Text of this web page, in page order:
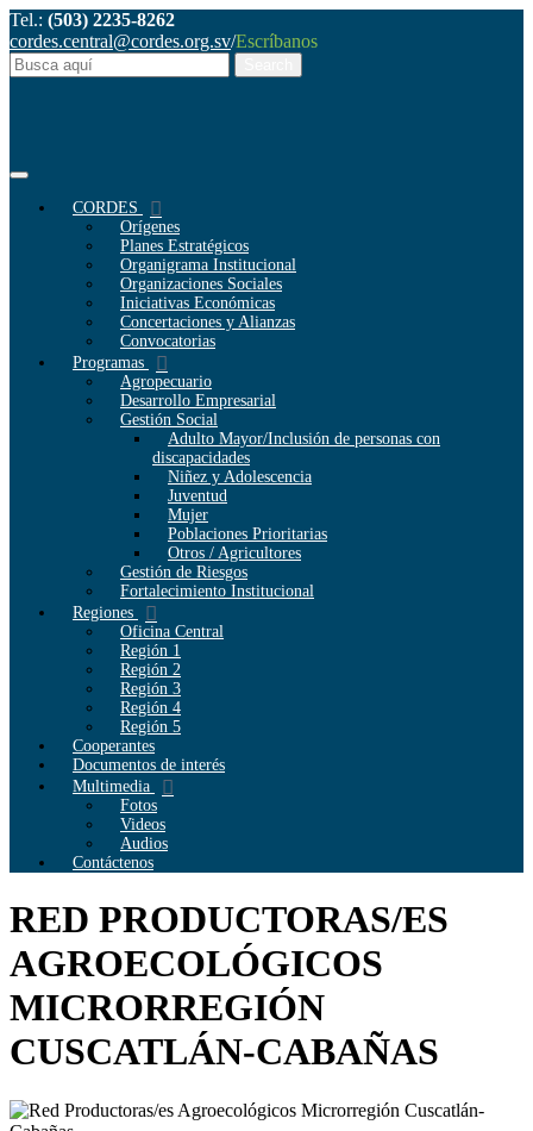
Tel.: (503) 2235-8262
cordes.central@cordes.org.sv/Escríbanos
CORDES
Orígenes
Planes Estratégicos
Organigrama Institucional
Organizaciones Sociales
Iniciativas Económicas
Concertaciones y Alianzas
Convocatorias
Programas
Agropecuario
Desarrollo Empresarial
Gestión Social
Adulto Mayor/Inclusión de personas con
discapacidades
Niñez y Adolescencia
Juventud
Mujer
Poblaciones Prioritarias
Otros / Agricultores
Gestión de Riesgos
Fortalecimiento Institucional
Regiones
Oficina Central
Región 1
Región 2
Región 3
Región 4
Región 5
Cooperantes
Documentos de interés
Multimedia
Fotos
Videos
Audios
Contáctenos
RED PRODUCTORAS/ES
AGROECOLÓGICOS
MICRORREGIÓN
CUSCATLÁN-CABAÑAS